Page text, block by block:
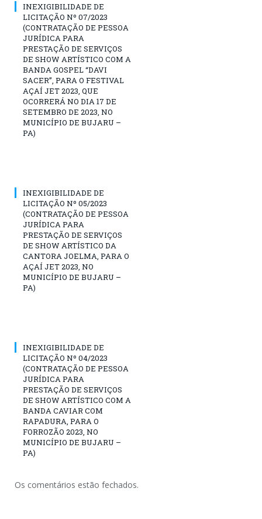
INEXIGIBILIDADE DE
LICITAÇÃO Nº 07/2023
(CONTRATAÇÃO DE PESSOA
JURÍDICA PARA
PRESTAÇÃO DE SERVIÇOS
DE SHOW ARTÍSTICO COM A
BANDA GOSPEL “DAVI
SACER”, PARA O FESTIVAL
AÇAÍ JET 2023, QUE
OCORRERÁ NO DIA 17 DE
SETEMBRO DE 2023, NO
MUNICÍPIO DE BUJARU –
PA)
INEXIGIBILIDADE DE
LICITAÇÃO Nº 05/2023
(CONTRATAÇÃO DE PESSOA
JURÍDICA PARA
PRESTAÇÃO DE SERVIÇOS
DE SHOW ARTÍSTICO DA
CANTORA JOELMA, PARA O
AÇAÍ JET 2023, NO
MUNICÍPIO DE BUJARU –
PA)
INEXIGIBILIDADE DE
LICITAÇÃO Nº 04/2023
(CONTRATAÇÃO DE PESSOA
JURÍDICA PARA
PRESTAÇÃO DE SERVIÇOS
DE SHOW ARTÍSTICO COM A
BANDA CAVIAR COM
RAPADURA, PARA O
FORROZÃO 2023, NO
MUNICÍPIO DE BUJARU –
PA)
Os comentários estão fechados.